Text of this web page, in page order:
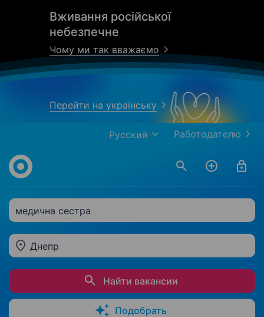
Вживання російської
небезпечне
Чому ми так вважаємо
Перейти на українську
Работодателю
Русский
медична сестра
Днепр
Найти вакансии
Подобрать